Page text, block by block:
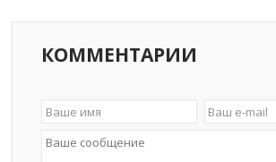
КОММЕНТАРИИ